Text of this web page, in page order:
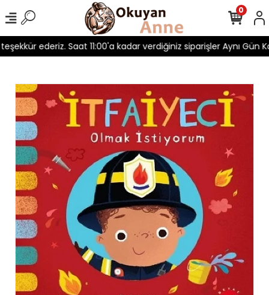
ederiz. Saat 11:00'a kadar verdiğiniz siparişler Aynı Gün
0